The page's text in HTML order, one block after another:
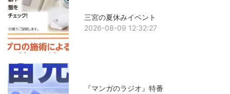
三宮の夏休みイベント
2026-08-09 12:32:27
『マンガのラジオ』特番